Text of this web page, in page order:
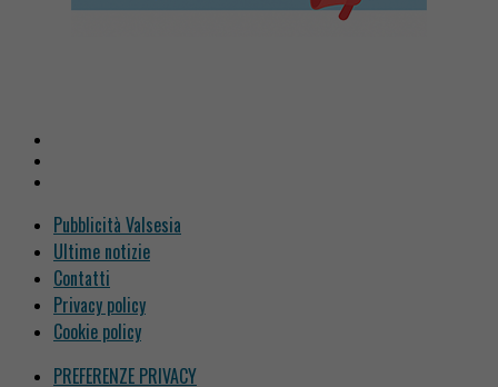
Pubblicità Valsesia
Ultime notizie
Contatti
Privacy policy
Cookie policy
PREFERENZE PRIVACY